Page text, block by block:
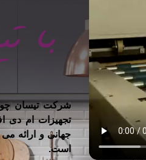
تجهیزات ام دی
جهانی و ارائه
است.